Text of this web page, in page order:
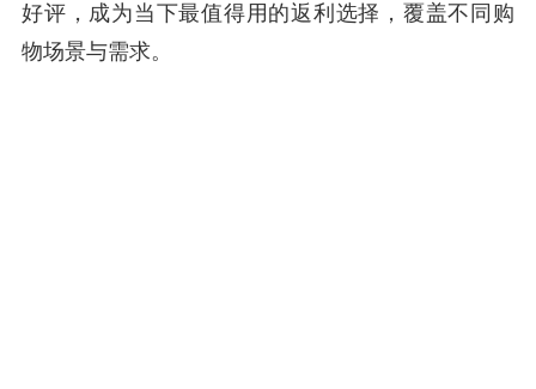
好评，成为当下最值得用的返利选择，覆盖不同购
物场景与需求。